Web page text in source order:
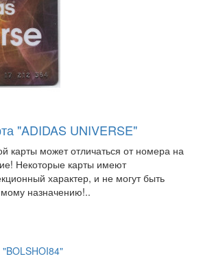
"ADIDAS UNIVERSE"
карты может отличаться от номера на
Некоторые карты имеют
характер, и не могут быть
назначению!..